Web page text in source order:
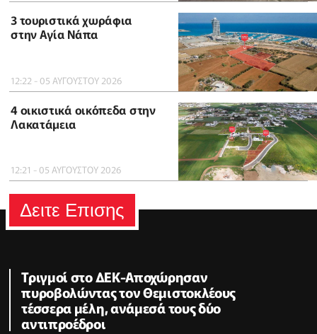
3 τουριστικά χωράφια
στην Αγία Νάπα
12:22 - 05 ΑΥΓΟΥΣΤΟΥ 2026
4 οικιστικά οικόπεδα στην
Λακατάμεια
12:21 - 05 ΑΥΓΟΥΣΤΟΥ 2026
Δειτε Επισης
Τριγμοί στο ΔΕΚ-Αποχώρησαν
πυροβολώντας τον Θεμιστοκλέους
τέσσερα μέλη, ανάμεσά τους δύο
αντιπροέδροι